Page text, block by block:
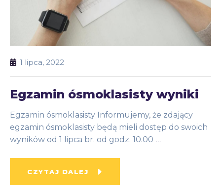
1 lipca, 2022
Egzamin ósmoklasisty wyniki
Egzamin ósmoklasisty Informujemy, że zdający
egzamin ósmoklasisty będą mieli dostęp do swoich
wyników od 1 lipca br. od godz. 10.00 …
CZYTAJ DALEJ